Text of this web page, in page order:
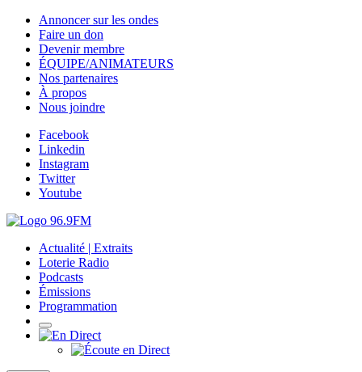
Annoncer sur les ondes
Faire un don
Devenir membre
ÉQUIPE/ANIMATEURS
Nos partenaires
À propos
Nous joindre
Facebook
Linkedin
Instagram
Twitter
Youtube
Actualité | Extraits
Loterie Radio
Podcasts
Émissions
Programmation